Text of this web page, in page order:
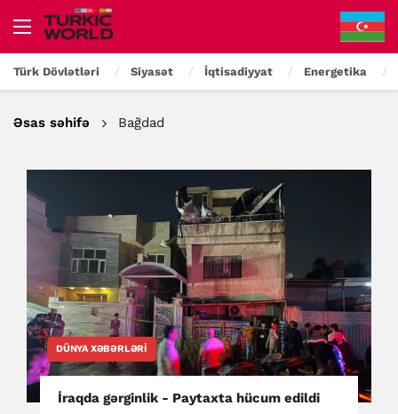
Türk Dövlətləri Siyasət İqtisadiyyat Energetika
Əsas səhifə Bağdad
DÜNYA XƏBƏRLƏRI
İraqda gərginlik - Paytaxta hücum edildi